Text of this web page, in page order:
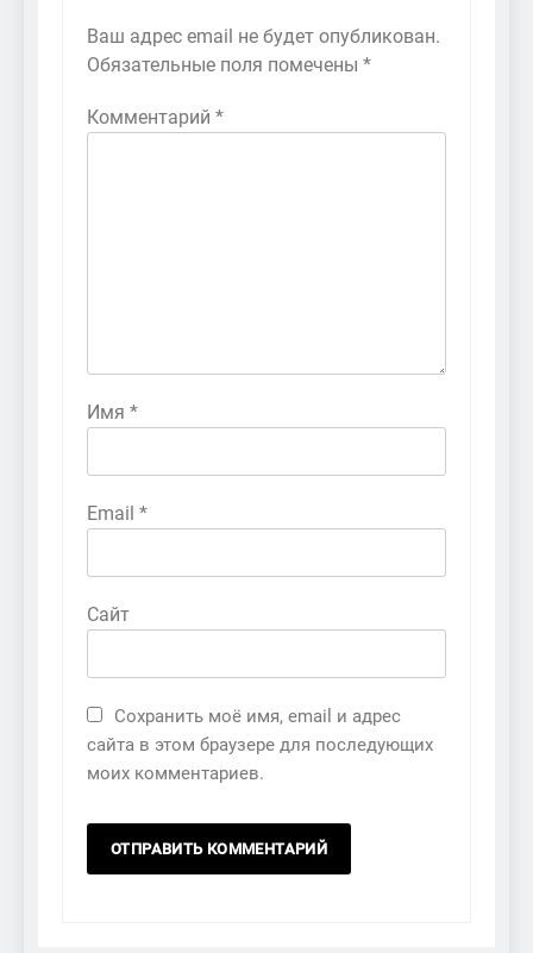
Ваш адрес email не будет опубликован.
Обязательные поля помечены *
Комментарий *
Имя *
Email *
Сайт
Сохранить моё имя, email и адрес
сайта в этом браузере для последующих
моих комментариев.